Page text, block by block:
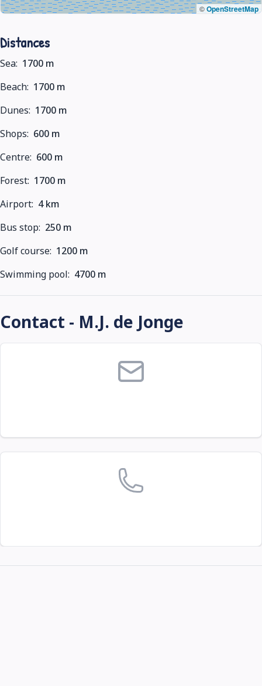
©OpenStreetMap
Distances
Sea: 1700 m
Beach: 1700 m
Dunes: 1700 m
Shops: 600 m
Centre: 600 m
Forest: 1700 m
Airport: 4 km
Bus stop: 250 m
Golf course: 1200 m
Swimming pool: 4700 m
Contact - M.J. de Jonge